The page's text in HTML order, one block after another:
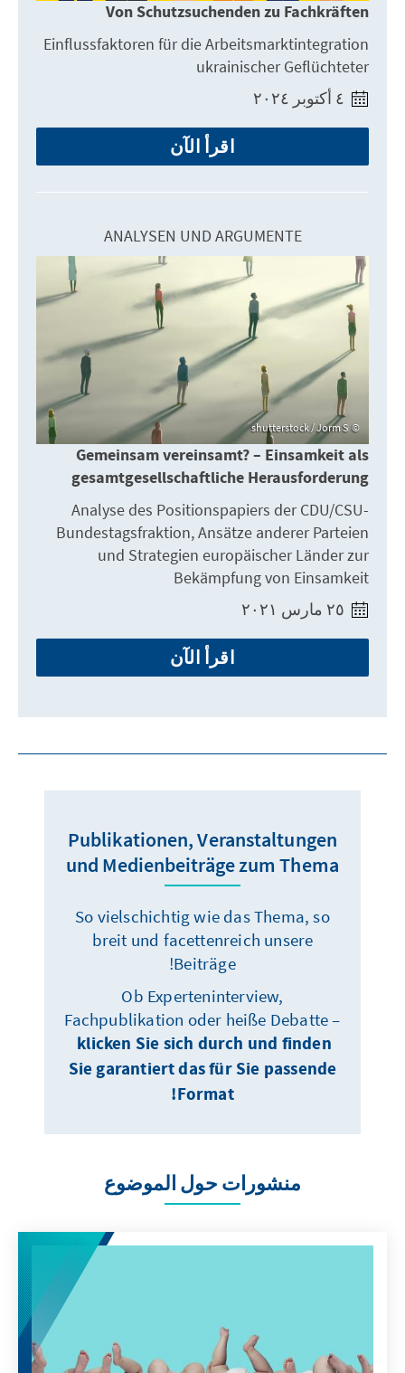
Von Schutzsuchenden zu Fachkräften
Einflussfaktoren für die Arbeitsmarktintegration
ukrainischer Geflüchteter
اقرأ الآن
ANALYSEN UND ARGUMENTE
Gemeinsam vereinsamt? – Einsamkeit als
gesamtgesellschaftliche Herausforderung
Analyse des Positionspapiers der CDU/CSU-
Bundestagsfraktion, Ansätze anderer Parteien
und Strategien europäischer Länder zur
Bekämpfung von Einsamkeit
اقرأ الآن
Publikationen, Veranstaltungen
und Medienbeiträge zum Thema
So vielschichtig wie das Thema, so
breit und facettenreich unsere
Beiträge!
Ob Experteninterview,
Fachpublikation oder heiße Debatte –
klicken Sie sich durch und finden
Sie garantiert das für Sie passende
Format!
منشورات حول الموضوع